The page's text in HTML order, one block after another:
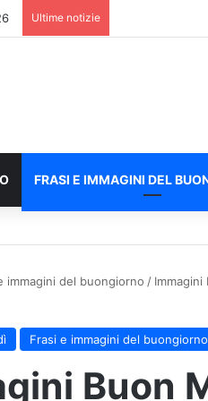
Ultime notizie
FRASI E IMMAGINI DEL
immagini del buongiorno /
Frasi e immagini del buongiorno
Buon